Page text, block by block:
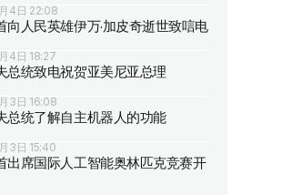
4日 22:08
向人民英雄伊万·加皮奇逝世致唁电
4日 18:27
总统致电祝贺亚美尼亚总理
3日 16:08
总统了解自主机器人的功能
3日 15:40
出席国际人工智能奥林匹克竞赛开